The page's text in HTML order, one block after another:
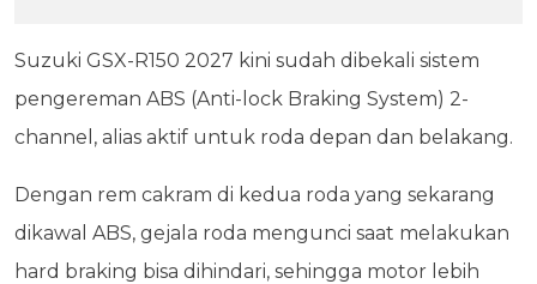
Suzuki GSX-R150 2027 kini sudah dibekali sistem
pengereman ABS (Anti-lock Braking System) 2-
channel, alias aktif untuk roda depan dan belakang.
Dengan rem cakram di kedua roda yang sekarang
dikawal ABS, gejala roda mengunci saat melakukan
hard braking bisa dihindari, sehingga motor lebih